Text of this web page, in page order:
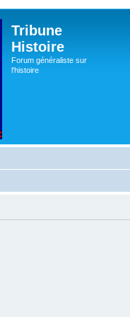
Tribune
Histoire
Forum généraliste sur
l'histoire